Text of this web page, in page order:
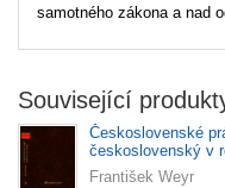
samotného zákona a nad
Související
Československé
československý v
František Weyr